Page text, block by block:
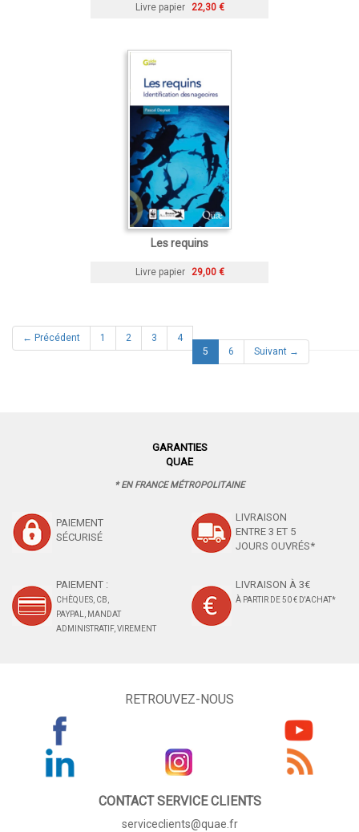
Livre papier 22,30 €
Les requins
Livre papier 29,00 €
← Précédent 1 2 3
4
5 (current)
6 Suivant →
GARANTIES
QUAE
* EN FRANCE MÉTROPOLITAINE
PAIEMENT
SÉCURISÉ
LIVRAISON
ENTRE 3 ET 5
JOURS OUVRÉS*
PAIEMENT :
CHÈQUES, CB,
PAYPAL, MANDAT
ADMINISTRATIF, VIREMENT
LIVRAISON À 3€
À PARTIR DE 50 € D'ACHAT*
RETROUVEZ-NOUS
CONTACT SERVICE CLIENTS
serviceclients@quae.fr